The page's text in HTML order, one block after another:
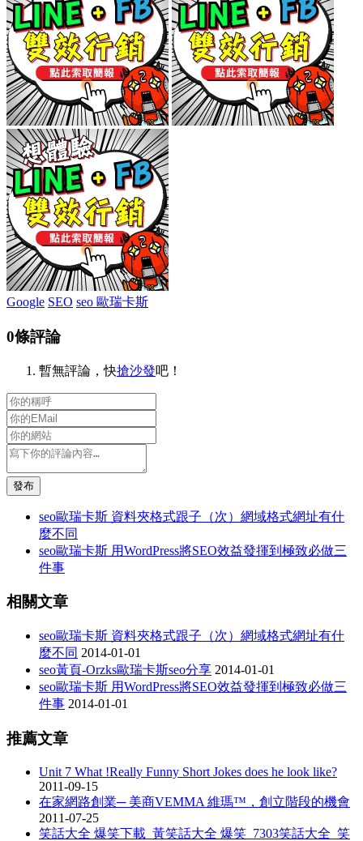
Google SEO seo 歐瑞卡斯
0條評論
暫無評論，快搶沙發吧！
發布
seo歐瑞卡斯 資料夾格式跟子（次）網域格式網址有什
麼不同
seo歐瑞卡斯 用WordPress將SEO效益發揮到極致必做三
件事
相關文章
seo歐瑞卡斯 資料夾格式跟子（次）網域格式網址有什
麼不同 2014-01-01
seo黃頁-Orzks歐瑞卡斯seo分享 2014-01-01
seo歐瑞卡斯 用WordPress將SEO效益發揮到極致必做三
件事 2014-01-01
推薦文章
Unit 7 What !Really Funny Short Jokes does he look like?
2011-09-15
在家網路創業─ 美商VEMMA 維瑪™，創立階段的機會
2011-07-25
笑話大全 爆笑下載_黃笑話大全 爆笑_7303笑話大全_笑